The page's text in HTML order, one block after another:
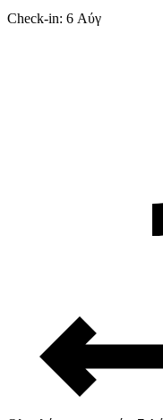
Check-in: 6 Αύγ